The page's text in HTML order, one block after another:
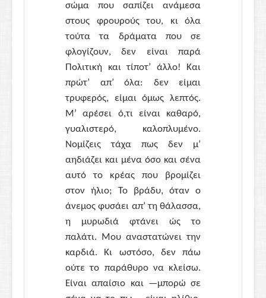
σώμα που σαπίζει ανάμεσα
στους φρουρούς του, κι όλα
τούτα τα δράματα που σε
φλογίζουν, δεν είναι παρά
Πολιτική και τίποτ’ άλλο! Και
πρώτ’ απ’ όλα: δεν είμαι
τρυφερός, είμαι όμως λεπτός.
Μ’ αρέσει ό,τι είναι καθαρό,
γυαλιστερό, καλοπλυμένο.
Νομίζεις τάχα πως δεν μ’
αηδιάζει και μένα όσο και σένα
αυτό το κρέας που βρομίζει
στον ήλιο; Το βράδυ, όταν ο
άνεμος φυσάει απ’ τη θάλασσα,
η μυρωδιά φτάνει ώς το
παλάτι. Μου αναστατώνει την
καρδιά. Κι ωστόσο, δεν πάω
ούτε το παράθυρο να κλείσω.
Είναι απαίσιο και —μπορώ σε